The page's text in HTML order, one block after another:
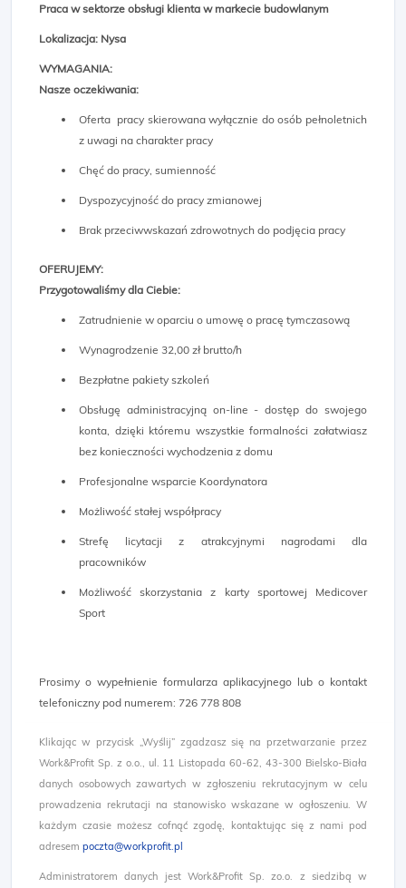
Praca w sektorze obsługi klienta w markecie budowlanym
Lokalizacja: Nysa
WYMAGANIA:
Nasze oczekiwania:
Oferta pracy skierowana wyłącznie do osób pełnoletnich
z uwagi na charakter pracy
Chęć do pracy, sumienność
Dyspozycyjność do pracy zmianowej
Brak przeciwwskazań zdrowotnych do podjęcia pracy
OFERUJEMY:
Przygotowaliśmy dla Ciebie:
Zatrudnienie w oparciu o umowę o pracę tymczasową
Wynagrodzenie 32,00 zł brutto/h
Bezpłatne pakiety szkoleń
Obsługę administracyjną on-line - dostęp do swojego
konta, dzięki któremu wszystkie formalności załatwiasz
bez konieczności wychodzenia z domu
Profesjonalne wsparcie Koordynatora
Możliwość stałej współpracy
Strefę licytacji z atrakcyjnymi nagrodami dla
pracowników
Możliwość skorzystania z karty sportowej Medicover
Sport
Prosimy o wypełnienie formularza aplikacyjnego lub o kontakt
telefoniczny pod numerem: 726 778 808
Klikając w przycisk „Wyślij” zgadzasz się na przetwarzanie przez
Work&Profit Sp. z o.o., ul. 11 Listopada 60-62, 43-300 Bielsko-Biała
danych osobowych zawartych w zgłoszeniu rekrutacyjnym w celu
prowadzenia rekrutacji na stanowisko wskazane w ogłoszeniu. W
każdym czasie możesz cofnąć zgodę, kontaktując się z nami pod
adresem poczta@workprofit.pl
Administratorem danych jest Work&Profit Sp. zo.o. z siedzibą w